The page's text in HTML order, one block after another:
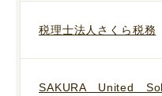
税理士法人さくら税務
SAKURA United